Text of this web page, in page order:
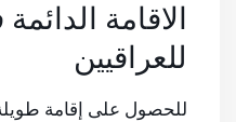
الاقامة
للعراقيين
للحصول على إقامة